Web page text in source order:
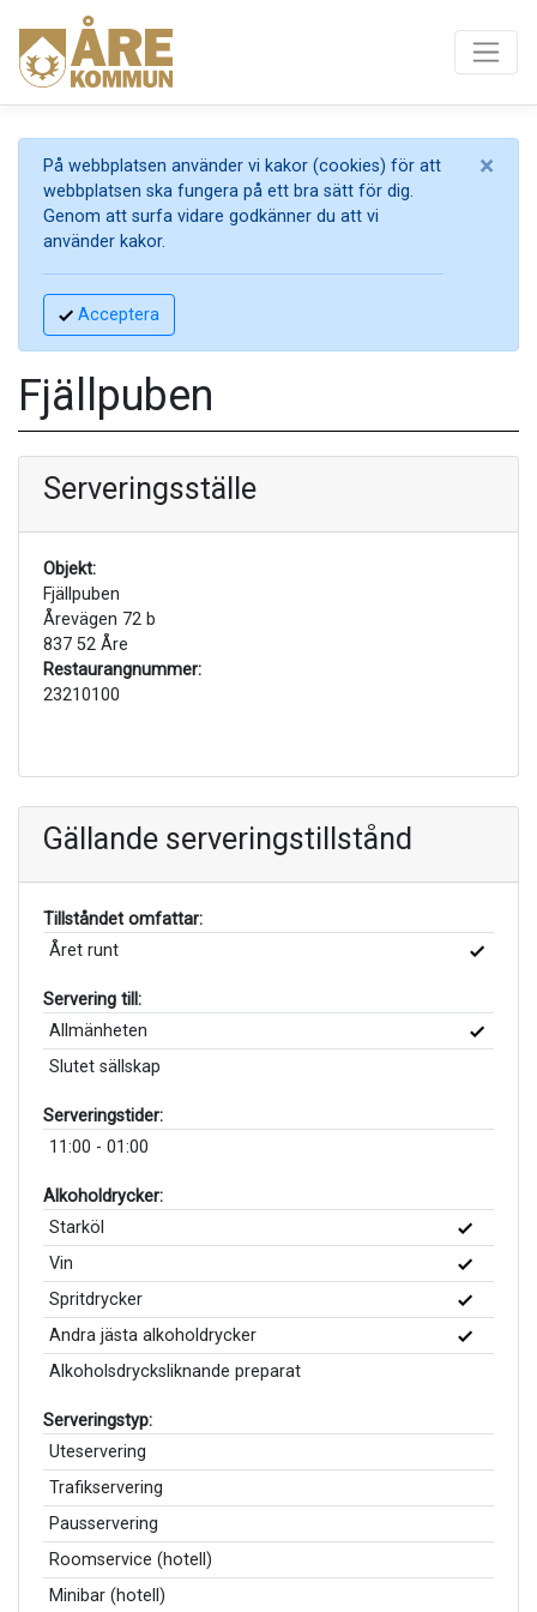
På webbplatsen använder vi kakor (cookies) för att
webbplatsen ska fungera på ett bra sätt för dig.
Genom att surfa vidare godkänner du att vi
använder kakor.
Acceptera
×
Fjällpuben
Serveringsställe
Objekt:
Fjällpuben
Årevägen 72 b
837 52 Åre
Restaurangnummer:
23210100
Gällande serveringstillstånd
Tillståndet omfattar:
Året runt
Servering till:
Allmänheten
Slutet sällskap
Serveringstider:
11:00 - 01:00
Alkoholdrycker:
Starköl
Vin
Spritdrycker
Andra jästa alkoholdrycker
Alkoholsdrycksliknande preparat
Serveringstyp:
Uteservering
Trafikservering
Pausservering
Roomservice (hotell)
Minibar (hotell)